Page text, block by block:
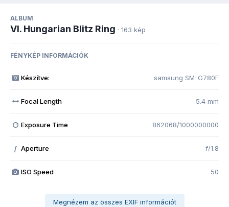
ALBUM
VI. Hungarian Blitz Ring · 163 kép
FÉNYKÉP INFORMÁCIÓK
Készítve: samsung SM-G780F
Focal Length 5.4 mm
Exposure Time 862068/1000000000
f Aperture f/1.8
ISO Speed 50
Megnézem az összes EXIF információt